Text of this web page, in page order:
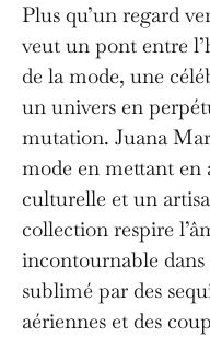
Plus qu’un regard
veut un pont entre
de la mode, une
un univers en
mutation. Juana
mode en mettant en
culturelle et un
collection respire
incontournable dans
sublimé par des
aériennes et des